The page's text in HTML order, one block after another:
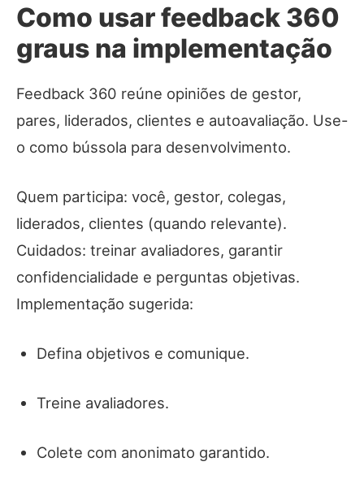
Como usar feedback 360
graus na implementação
Feedback 360 reúne opiniões de gestor,
pares, liderados, clientes e autoavaliação. Use-
o como bússola para desenvolvimento.
Quem participa: você, gestor, colegas,
liderados, clientes (quando relevante).
Cuidados: treinar avaliadores, garantir
confidencialidade e perguntas objetivas.
Implementação sugerida:
Defina objetivos e comunique.
Treine avaliadores.
Colete com anonimato garantido.